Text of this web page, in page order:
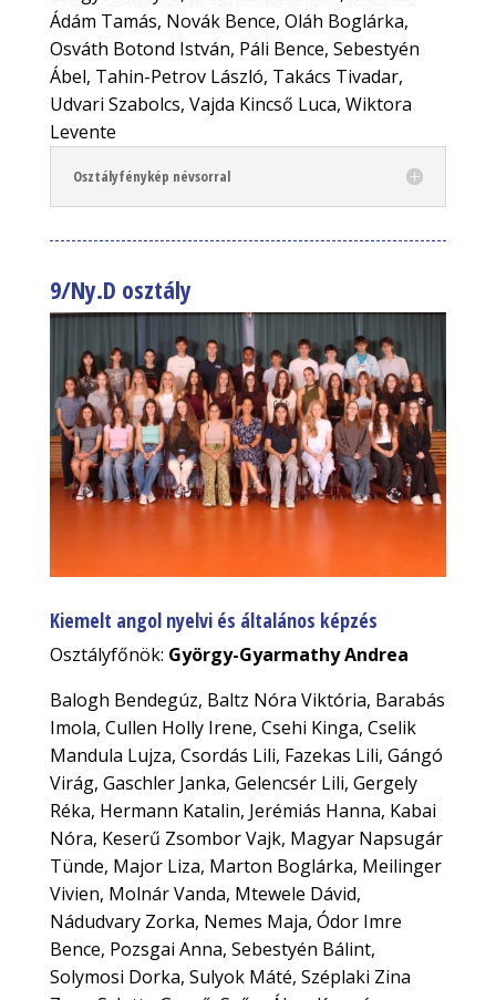
Ádám Tamás, Novák Bence, Oláh Boglárka,
Osváth Botond István, Páli Bence, Sebestyén
Ábel, Tahin-Petrov László, Takács Tivadar,
Udvari Szabolcs, Vajda Kincső Luca, Wiktora
Levente
Osztályfénykép névsorral
9/Ny.D osztály
Kiemelt angol nyelvi és általános képzés
Osztályfőnök: György-Gyarmathy Andrea
Balogh Bendegúz, Baltz Nóra Viktória, Barabás
Imola, Cullen Holly Irene, Csehi Kinga, Cselik
Mandula Lujza, Csordás Lili, Fazekas Lili, Gángó
Virág, Gaschler Janka, Gelencsér Lili, Gergely
Réka, Hermann Katalin, Jerémiás Hanna, Kabai
Nóra, Keserű Zsombor Vajk, Magyar Napsugár
Tünde, Major Liza, Marton Boglárka, Meilinger
Vivien, Molnár Vanda, Mtewele Dávid,
Nádudvary Zorka, Nemes Maja, Ódor Imre
Bence, Pozsgai Anna, Sebestyén Bálint,
Solymosi Dorka, Sulyok Máté, Széplaki Zina